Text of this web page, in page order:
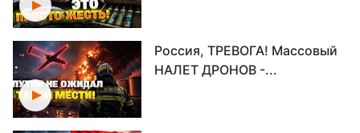
Россия, ТРЕВОГА! Массовый
НАЛЕТ ДРОНОВ -...